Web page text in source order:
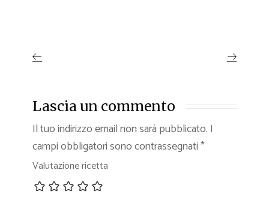
Lascia un commento
Il tuo indirizzo email non sarà pubblicato. I
campi obbligatori sono contrassegnati*
Valutazione ricetta